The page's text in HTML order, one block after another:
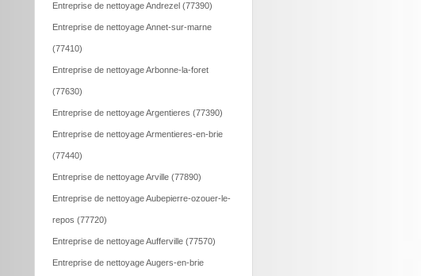
Entreprise de nettoyage Andrezel (77390)
Entreprise de nettoyage Annet-sur-marne
(77410)
Entreprise de nettoyage Arbonne-la-foret
(77630)
Entreprise de nettoyage Argentieres (77390)
Entreprise de nettoyage Armentieres-en-brie
(77440)
Entreprise de nettoyage Arville (77890)
Entreprise de nettoyage Aubepierre-ozouer-le-
repos (77720)
Entreprise de nettoyage Aufferville (77570)
Entreprise de nettoyage Augers-en-brie